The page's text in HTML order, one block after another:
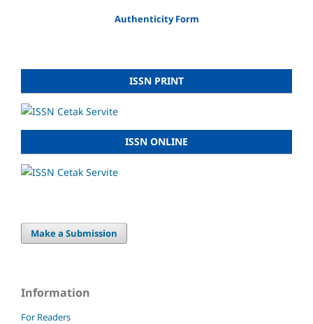
Authenticity Form
ISSN PRINT
ISSN ONLINE
Make a Submission
Information
For Readers